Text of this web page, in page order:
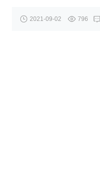
2021-09-02 796